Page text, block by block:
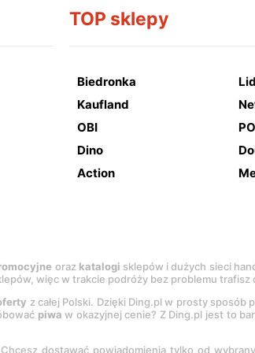
TOP sklepy
Biedronka
Kaufland
OBI
Dino
Action
oraz katalogi sklepów i dużych sieci
więc w trakcie podróży bez problemu trafisz
z całej Polski. Dzięki Ding.pl w prosty
piwa w okazyjnej cenie? Z Ding.pl jest to
dostawać powiadomienia tylko od